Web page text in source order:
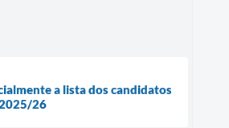
a lista dos candidatos
26